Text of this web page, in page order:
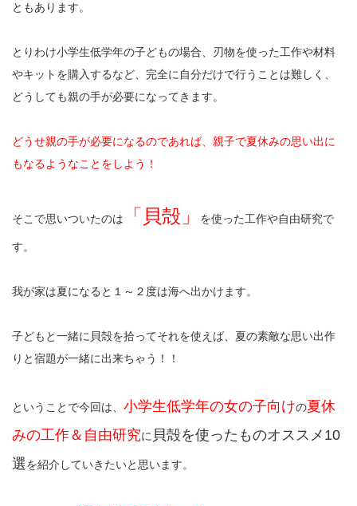
ともあります。
とりわけ小学生低学年の子どもの場合、刃物を使った工作や材料
やキットを購入するなど、完全に自分だけで行うことは難しく、
どうしても親の手が必要になってきます。
どうせ親の手が必要になるのであれば、親子で夏休みの思い出に
もなるようなことをしよう！
そこで思いついたのは 「貝殻」 を使った工作や自由研究で
す。
我が家は夏になると１～２度は海へ出かけます。
子どもと一緒に貝殻を拾ってそれを使えば、夏の素敵な思い出作
りと宿題が一緒に出来ちゃう！！
ということで今回は、 小学生低学年の女の子向けの夏休
みの工作＆自由研究に 貝殻を使ったものオススメ10
選を紹介していきたいと思います。